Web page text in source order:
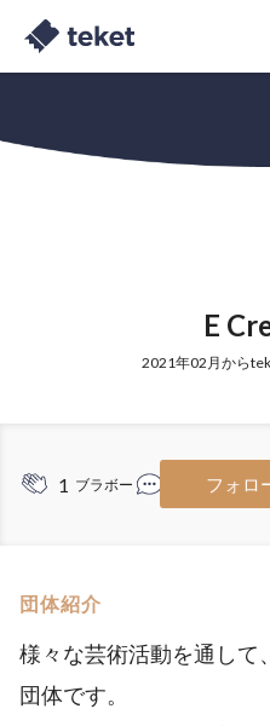
E
2021年02月から
1 ブラボー
コメント
フォロ
団体紹介
様々な芸術活動を通して
団体です。